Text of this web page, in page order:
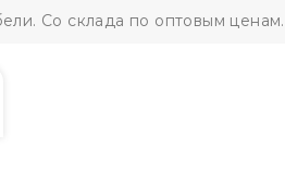
Со склада по оптовым ценам.